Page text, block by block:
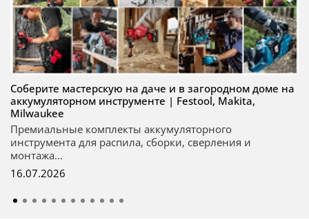
Соберите мастерскую на даче и в загородном доме на
аккумуляторном инструменте | Festool, Makita,
Milwaukee
Премиальные комплекты аккумуляторного
инструмента для распила, сборки, сверления и
монтажа...
16.07.2026